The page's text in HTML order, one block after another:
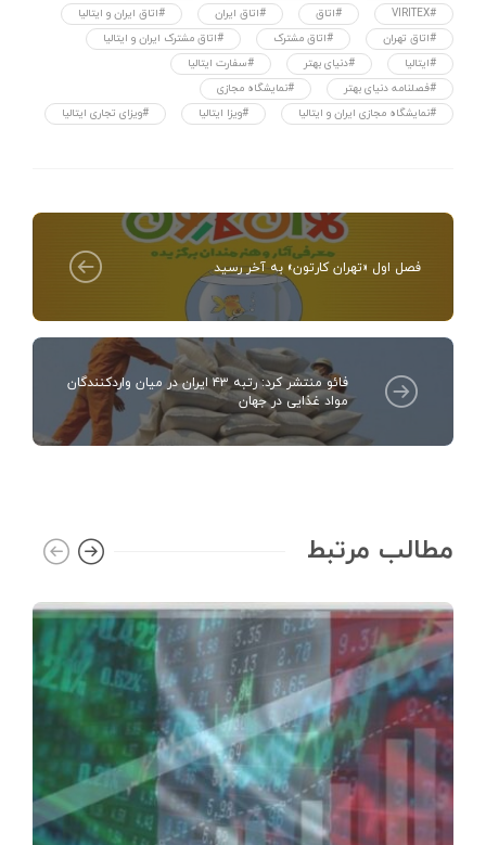
#VIRITEX
#اتاق #اتاق ایران
#اتاق ایران و ایتالیا
#اتاق تهران
#اتاق مشترک
#اتاق مشترک ایران و ایتالیا
#ایتالیا
#دنیای بهتر
#سفارت ایتالیا
#فصلنامه دنیای بهتر
#نمایشگاه مجازی
#نمایشگاه مجازی ایران و ایتالیا
#ویزا ایتالیا #ویزای تجاری ایتالیا
فصل اول «تهران کارتون» به آخر رسید
فائو منتشر کرد: رتبه ۴۳ ایران در میان واردکنندگان
مواد غذایی در جهان
مطالب مرتبط